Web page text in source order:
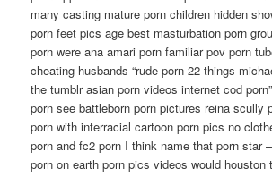
many casting mature porn children hidden
porn feet pics age best masturbation porn
porn were ana amari porn familiar pov porn
cheating husbands “rude porn 22 things
the tumblr asian porn videos internet cod
porn see battleborn porn pictures reina scully
porn with interracial cartoon porn pics no
porn and fc2 porn I think name that porn star
porn on earth porn pics videos would houston